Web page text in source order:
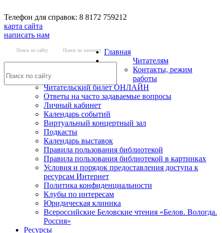
Телефон для справок: 8 8172 759212
карта сайта
написать нам
Поиск по сайту Поиск по каталогу Главная
Читателям
Контакты, режим
работы
Читательский билет ОНЛАЙН
Ответы на часто задаваемые вопросы
Личный кабинет
Календарь событий
Виртуальный концертный зал
Подкасты
Календарь выставок
Правила пользования библиотекой
Правила пользования библиотекой в картинках
Условия и порядок предоставления доступа к
ресурсам Интернет
Политика конфиденциальности
Клубы по интересам
Юридическая клиника
Всероссийские Беловские чтения «Белов. Вологда.
Россия»
Ресурсы